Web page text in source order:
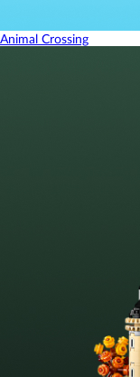
Animal Crossing